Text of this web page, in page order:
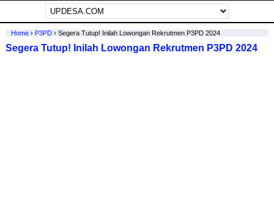
Home› P3PD› Segera Tutup! Inilah Lowongan Rekrutmen P3PD 2024
Segera Tutup! Inilah Lowongan Rekrutmen P3PD 2024